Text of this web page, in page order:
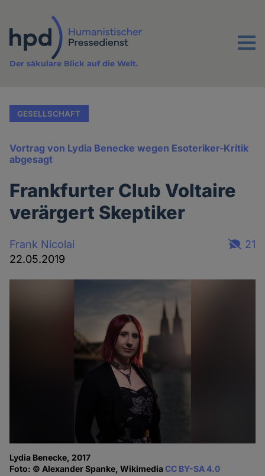
Inhalt
Menu
Der säkulare Blick auf die Welt.
GESELLSCHAFT
Vortrag von Lydia Benecke wegen Esoteriker-Kritik
abgesagt
Frankfurter Club Voltaire
verärgert Skeptiker
Frank Nicolai
22.05.2019
21
Lydia Benecke, 2017
Foto: © Alexander Spanke, WikimediaCC BY-SA 4.0